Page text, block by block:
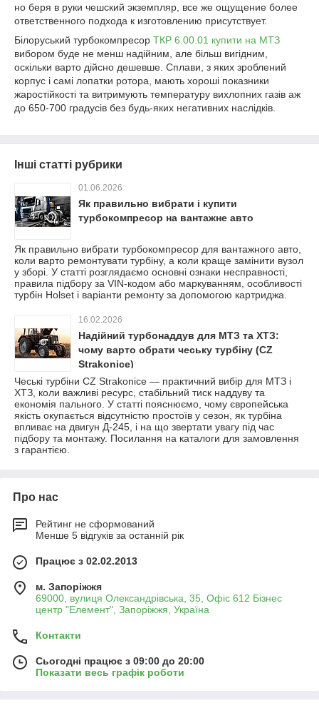
но беря в руки чешский экземпляр, все же ощущение более
ответственного подхода к изготовлению присутствует.
Білоруський турбокомпресор ТКР 6.00.01 купити на МТЗ
вибором буде не менш надійним, але більш вигідним,
оскільки варто дійсно дешевше. Сплави, з яких зроблений
корпус і самі лопатки ротора, мають хороші показники
жаростійкості та витримують температуру вихлопних газів аж
до 650-700 градусів без будь-яких негативних наслідків.
Інші статті рубрики
01.06.2026
Як правильно вибрати і купити
турбокомпресор на вантажне авто
Як правильно вибрати турбокомпресор для вантажного авто,
коли варто ремонтувати турбіну, а коли краще замінити вузол
у зборі. У статті розглядаємо основні ознаки несправності,
правила підбору за VIN-кодом або маркуванням, особливості
турбін Holset і варіанти ремонту за допомогою картриджа.
16.02.2026
Надійний турбонаддув для МТЗ та ХТЗ:
чому варто обрати чеську турбіну (CZ
Strakonice)
Чеські турбіни CZ Strakonice — практичний вибір для МТЗ і
ХТЗ, коли важливі ресурс, стабільний тиск наддуву та
економія пального. У статті пояснюємо, чому європейська
якість окупається відсутністю простоїв у сезон, як турбіна
впливає на двигун Д-245, і на що звертати увагу під час
підбору та монтажу. Посилання на каталоги для замовлення
з гарантією.
Про нас
Рейтинг не сформований
Менше 5 відгуків за останній рік
Працює з 02.02.2013
м. Запоріжжя
69000, вулиця Олександрівська, 35, Офіс 612 Бізнес
центр "Елемент", Запоріжжя, Україна
Контакти
Сьогодні працює з 09:00 до 20:00
Показати весь графік роботи